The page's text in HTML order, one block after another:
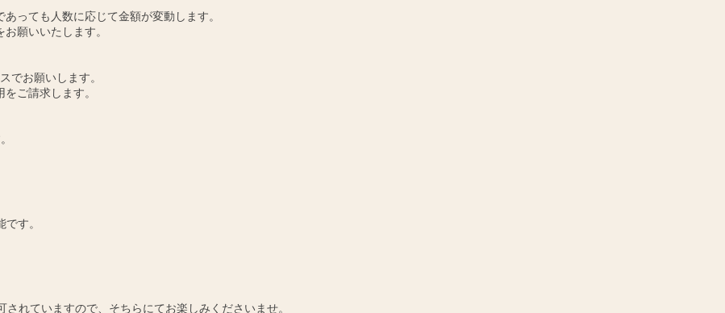
っても人数に応じて金額が変動します。
願いいたします。
でお願いします。
ご請求します。
す。
れていますので、そちらにてお楽しみくださいませ。